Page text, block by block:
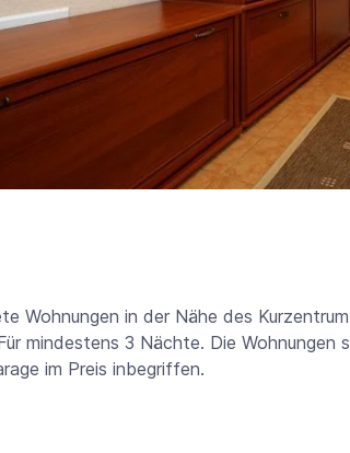
Wohnungen in der Nähe des
mindestens 3 Nächte. Die Wohnungen
im Preis inbegriffen.